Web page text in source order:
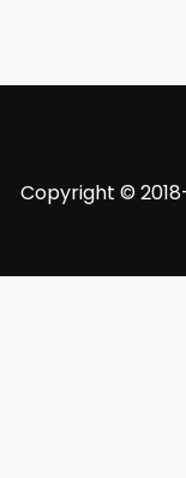
Copyright ©